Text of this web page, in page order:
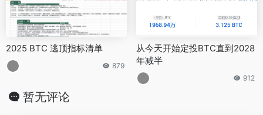
2025 BTC 逃顶指标清单
879
从今天开始定投BTC直到2028
年减半
912
暂无评论